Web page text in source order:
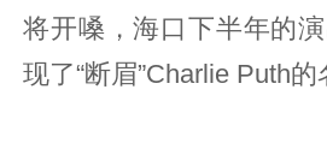
将开嗓，海口下半年的
现了“断眉”Charlie Puth的